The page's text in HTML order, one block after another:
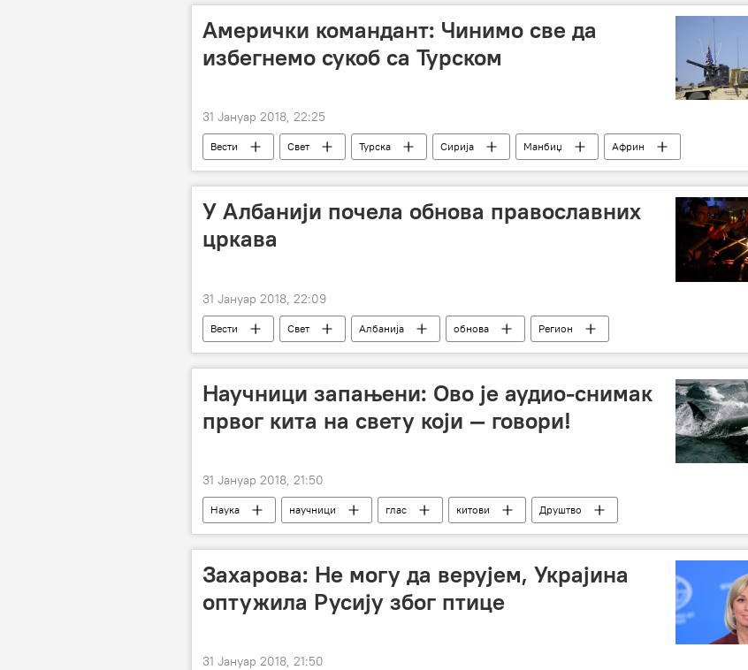
Амерички командант: Чинимо све да
избегнемо сукоб са Турском
31 Јануар 2018, 22:25
Вести Свет Турска Сирија Манбиџ Африн
У Албанији почела обнова православних
цркава
31 Јануар 2018, 22:09
Вести Свет Албанија обнова Регион
Научници запањени: Ово је аудио-снимак
првог кита на свету који — говори!
31 Јануар 2018, 21:50
Наука научници глас китови Друштво
Захарова: Не могу да верујем, Украјина
оптужила Русију због птице
31 Јануар 2018, 21:50